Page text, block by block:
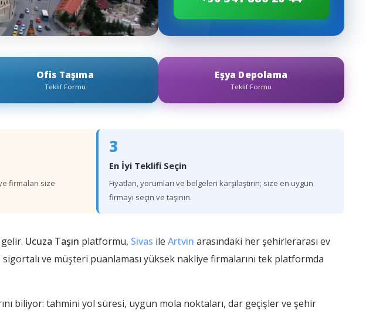
Ofis Taşıma
Teklif Formu
Eşya Depolama
Teklif Formu
firmaları size
3
En İyi Teklifi Seçin
Fiyatları, yorumları ve belgeleri karşılaştırın; size en uygun
firmayı seçin ve taşının.
Ucuza Taşın platformu, Sivas ile Artvin arasındaki her şehirlerarası ev
ve müşteri puanlaması yüksek nakliye firmalarını tek platformda
biliyor: tahmini yol süresi, uygun mola noktaları, dar geçişler ve şehir